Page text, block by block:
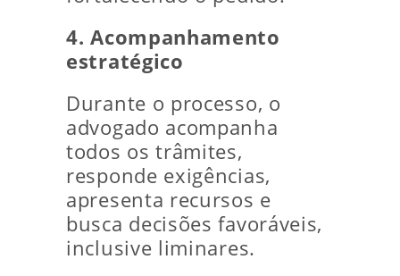
4. Acompanhamento
estratégico
Durante o processo, o
advogado acompanha
todos os trâmites,
responde exigências,
apresenta recursos e
busca decisões favoráveis,
inclusive liminares.